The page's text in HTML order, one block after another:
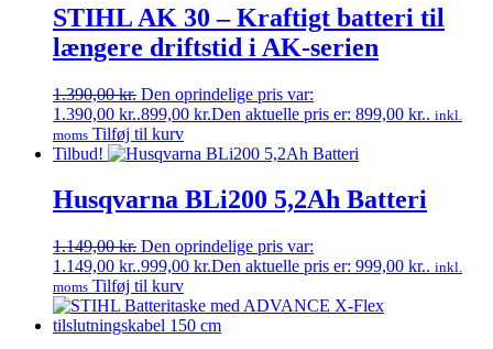
STIHL AK 30 – Kraftigt batteri til
længere driftstid i AK-serien
1.390,00kr. Den oprindelige pris var:
1.390,00 kr..899,00 kr.Den aktuelle pris er: 899,00 kr.. inkl.
moms Tilføj til kurv
Tilbud!
Husqvarna BLi200 5,2Ah Batteri
1.149,00kr. Den oprindelige pris var:
1.149,00 kr..999,00 kr.Den aktuelle pris er: 999,00 kr.. inkl.
moms Tilføj til kurv